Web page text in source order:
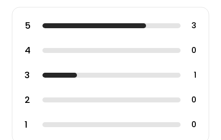
5 3
4 0
3 1
2 0
1 0